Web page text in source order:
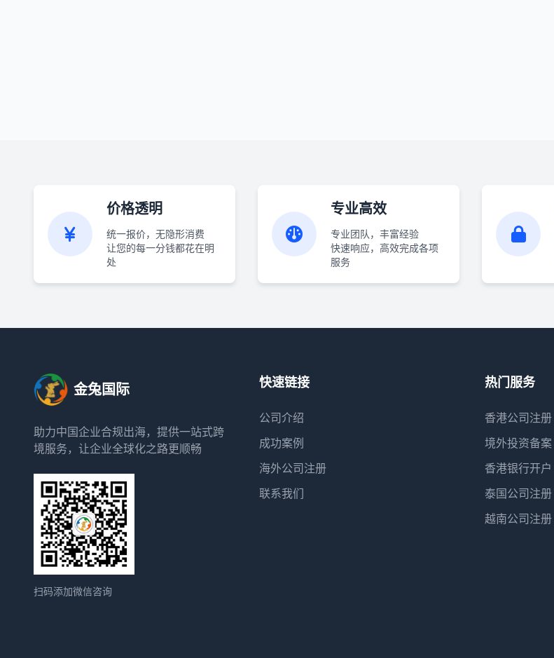
价格透明
统一报价，无隐形消费
让您的每一分钱都花在明
处
专业高效
专业团队，丰富经验
快速响应，高效完成各项
服务
金兔国际
助力中国企业合规出海，提供一站式跨
境服务，让企业全球化之路更顺畅
扫码添加微信咨询
快速链接
公司介绍
成功案例
海外公司注册
联系我们
热门服务
香港公司注册
境外投资备案
香港银行开户
泰国公司注册
越南公司注册